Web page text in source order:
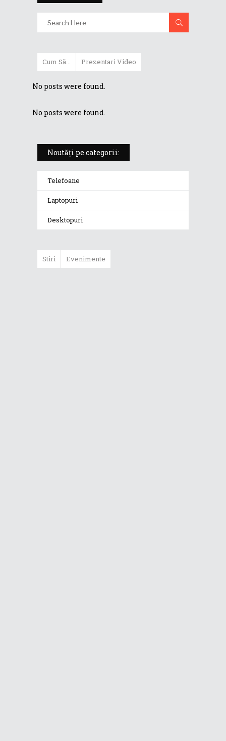
Cum Să... Prezentari Video
No posts were found.
No posts were found.
Noutăți pe categorii:
Telefoane
Laptopuri
Desktopuri
Stiri Evenimente